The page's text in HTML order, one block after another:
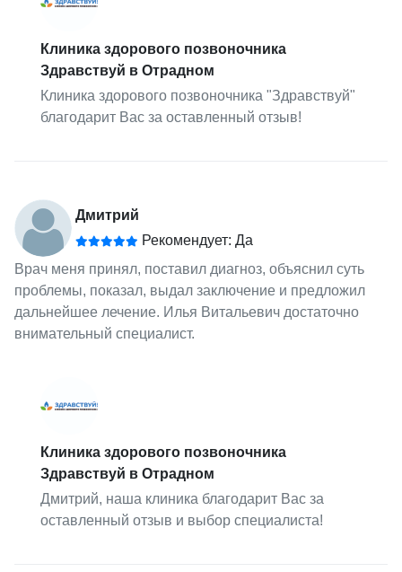
Клиника здорового позвоночника
Здравствуй в Отрадном
Клиника здорового позвоночника "Здравствуй"
благодарит Вас за оставленный отзыв!
Дмитрий
Рекомендует: Да
Врач меня принял, поставил диагноз, объяснил суть
проблемы, показал, выдал заключение и предложил
дальнейшее лечение. Илья Витальевич достаточно
внимательный специалист.
Клиника здорового позвоночника
Здравствуй в Отрадном
Дмитрий, наша клиника благодарит Вас за
оставленный отзыв и выбор специалиста!